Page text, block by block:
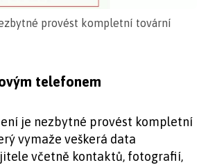
provést kompletní tovární
telefonem
je nezbytné provést kompletní
vymaže veškerá data
včetně kontaktů, fotografií,